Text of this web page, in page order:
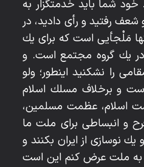
شما بايد خدمتگزار به
رفتيد و رأى داديد، در
مَلْجأيى است كه براى يك
يك گروه مجتمع است. و
را نشكنيد اينطور؛ ولو
و برخلاف مسلك اسلام
اسلام، عظمت مسلمين،
و انبساطى براى ملت ما
نوسازى از ايران بكنند و
به ملت عرض كنم اين است